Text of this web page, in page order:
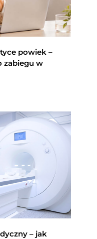
powiek –
zabiegu w
– jak